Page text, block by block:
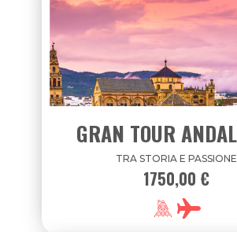
GRAN TOUR
TRA STORIA E PASSIONE
1750,00 €